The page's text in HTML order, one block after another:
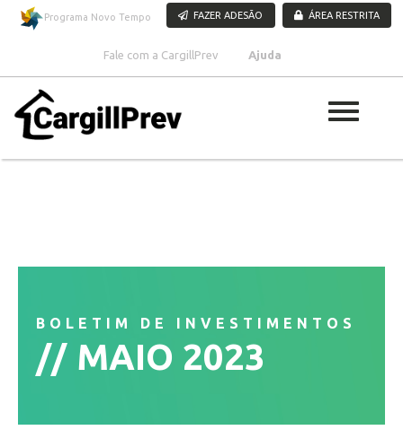
Pular para o conteúdo
Programa Novo Tempo FAZER ADESÃO ÁREA RESTRITA
Fale com a CargillPrev Ajuda
BOLETIM DE INVESTIMENTOS
// MAIO 2023